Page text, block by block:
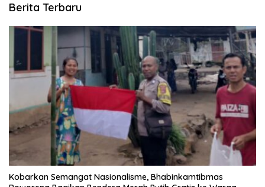
Berita Terbaru
Kobarkan Semangat Nasionalisme, Bhabinkamtibmas